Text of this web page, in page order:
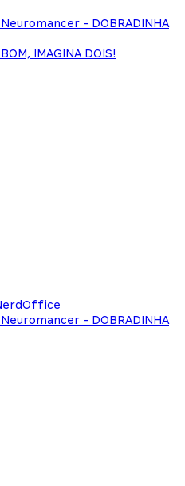
- DOBRADINHA
IMAGINA DOIS!
- DOBRADINHA